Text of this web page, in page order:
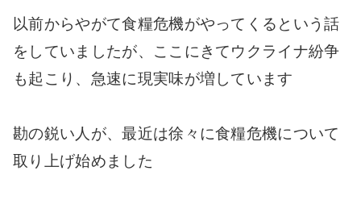
以前からやがて食糧危機がやってくるという話
をしていましたが、ここにきてウクライナ紛争
も起こり、急速に現実味が増しています
勘の鋭い人が、最近は徐々に食糧危機について
取り上げ始めました